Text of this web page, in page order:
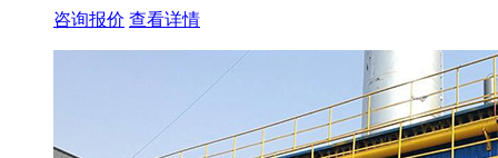
咨询报价 查看详情